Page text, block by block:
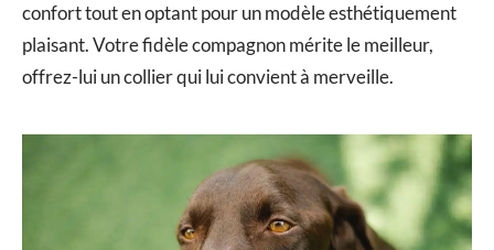
confort tout en optant pour un modèle esthétiquement
plaisant. Votre fidèle compagnon mérite le meilleur,
offrez-lui un collier qui lui convient à merveille.